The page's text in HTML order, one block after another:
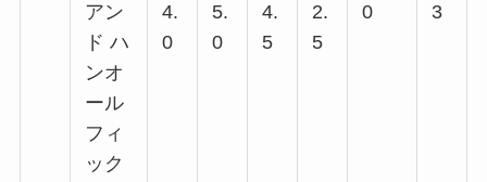
アン
ド ハ
ンオ
ール
フィ
ック
4.
0
5.
0
4.
5
2.
5
0
3